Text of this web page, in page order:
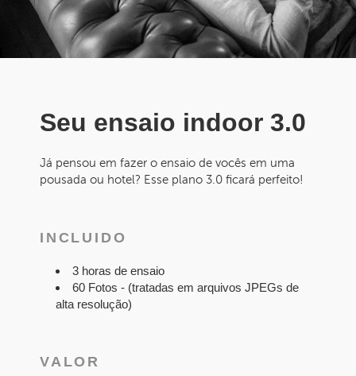
Seu ensaio indoor 3.0
Já pensou em fazer o ensaio de vocês em uma
pousada ou hotel? Esse plano 3.0 ficará perfeito!
INCLUIDO
3 horas de ensaio
60 Fotos - (tratadas em arquivos JPEGs de
alta resolução)
VALOR